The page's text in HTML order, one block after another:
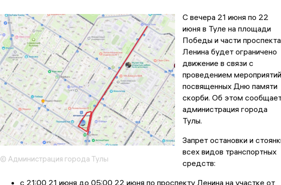
© Администрация города Тулы
С вечера 21 июня по 22
июня в Туле на площади
Победы и части проспекта
Ленина будет ограничено
движение в связи с
проведением
посвященных Дню памяти
скорби. Об этом
администрация города
Тулы.
Запрет остановки и
всех видов транспортных
средств:
с 21:00 21 июня до 05:00 22 июня по проспекту Ленина на участке от